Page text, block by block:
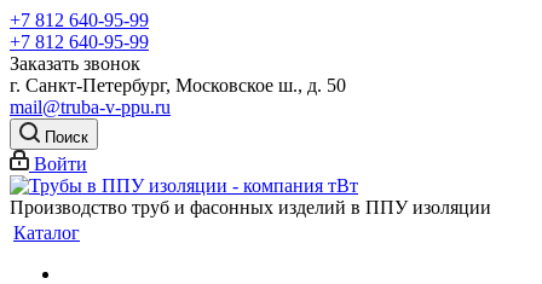
+7 812 640-95-99
+7 812 640-95-99
Заказать звонок
г. Санкт-Петербург, Московское ш., д. 50
mail@truba-v-ppu.ru
Поиск
Войти
Производство труб и фасонных изделий в ППУ изоляции
Каталог